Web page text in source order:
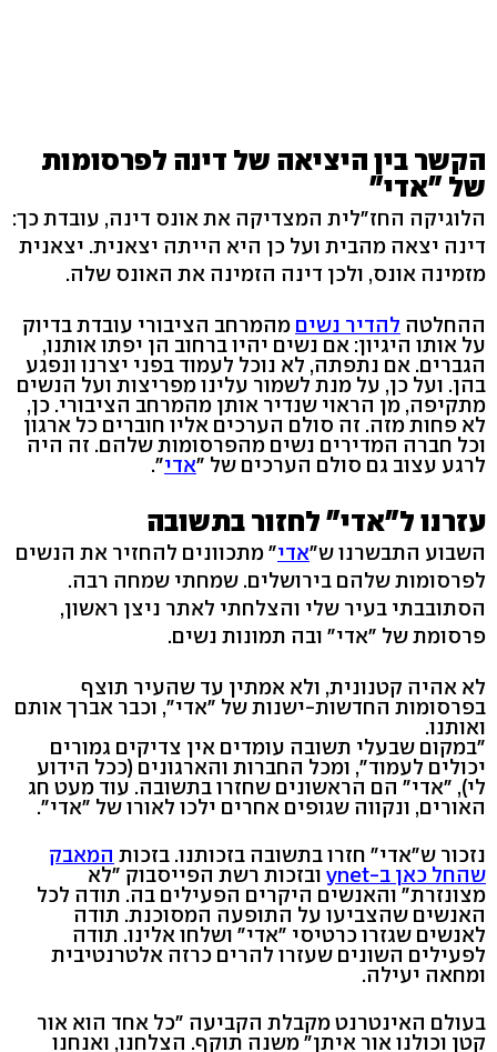
הקשר בין היציאה של דינה לפרסומות
של "אדי"
הלוגיקה החז"לית המצדיקה את אונס דינה, עובדת כך:
דינה יצאה מהבית ועל כן היא הייתה יצאנית. יצאנית
מזמינה אונס, ולכן דינה הזמינה את האונס שלה.
ההחלטה להדיר נשים מהמרחב הציבורי עובדת בדיוק
על אותו היגיון: אם נשים יהיו ברחוב הן יפתו אותנו,
הגברים. אם נתפתה, לא נוכל לעמוד בפני יצרנו ונפגע
בהן. ועל כן, על מנת לשמור עלינו מפריצות ועל הנשים
מתקיפה, מן הראוי שנדיר אותן מהמרחב הציבורי. כן,
לא פחות מזה. זה סולם הערכים אליו חוברים כל ארגון
וכל חברה המדירים נשים מהפרסומות שלהם. זה היה
לרגע עצוב גם סולם הערכים של "אדי".
עזרנו ל"אדי" לחזור בתשובה
השבוע התבשרנו ש"אדי" מתכוונים להחזיר את הנשים
לפרסומות שלהם בירושלים. שמחתי שמחה רבה.
הסתובבתי בעיר שלי והצלחתי לאתר ניצן ראשון,
פרסומת של "אדי" ובה תמונות נשים.
לא אהיה קטנונית, ולא אמתין עד שהעיר תוצף
בפרסומות החדשות-ישנות של "אדי", וכבר אברך אותם
ואותנו.
"במקום שבעלי תשובה עומדים אין צדיקים גמורים
יכולים לעמוד", ומכל החברות והארגונים (ככל הידוע
לי), "אדי" הם הראשונים שחזרו בתשובה. עוד מעט חג
האורים, ונקווה שגופים אחרים ילכו לאורו של "אדי".
נזכור ש"אדי" חזרו בתשובה בזכותנו. בזכות המאבק
שהחל כאן ב-ynet ובזכות רשת הפייסבוק "לא
מצונזרת" והאנשים היקרים הפעילים בה. תודה לכל
האנשים שהצביעו על התופעה המסוכנת. תודה
לאנשים שגזרו כרטיסי "אדי" ושלחו אלינו. תודה
לפעילים השונים שעזרו להרים כרזה אלטרנטיבית
ומחאה יעילה.
בעולם האינטרנט מקבלת הקביעה "כל אחד הוא אור
קטן וכולנו אור איתן" משנה תוקף. הצלחנו, ואנחנו